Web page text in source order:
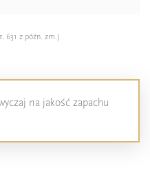
631 z późn. zm.)
na jakość zapachu